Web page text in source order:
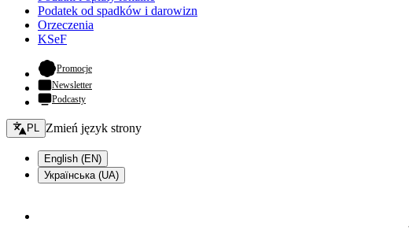
Podatek od spadków i darowizn
Orzeczenia
KSeF
Promocje- otwiera się w nowej karcie
Newsletter
Podcasty
Zmień język - bieżący:
PL Zmień język strony
English (EN)
Українська (UA)